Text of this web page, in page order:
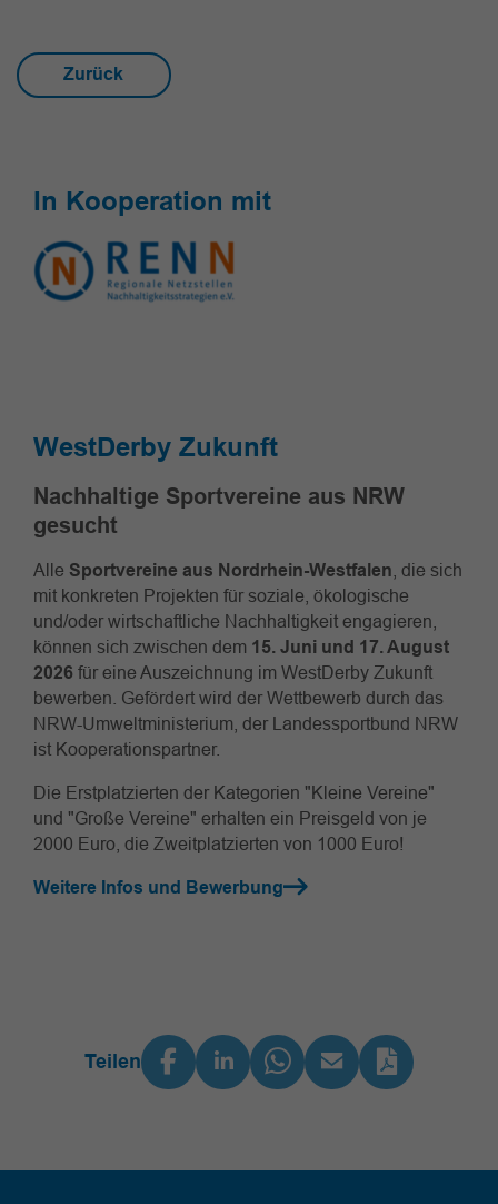
Zurück
In Kooperation mit
WestDerby Zukunft
Nachhaltige Sportvereine aus NRW
gesucht
Alle Sportvereine aus Nordrhein-Westfalen , die sich
mit konkreten Projekten für soziale, ökologische
und/oder wirtschaftliche Nachhaltigkeit engagieren,
können sich zwischen dem 15. Juni und 17. August
2026 für eine Auszeichnung im WestDerby Zukunft
bewerben. Gefördert wird der Wettbewerb durch das
NRW-Umweltministerium, der Landessportbund NRW
ist Kooperationspartner.
Die Erstplatzierten der Kategorien "Kleine Vereine"
und "Große Vereine" erhalten ein Preisgeld von je
2000 Euro, die Zweitplatzierten von 1000 Euro!
Weitere Infos und Bewerbung
Teilen